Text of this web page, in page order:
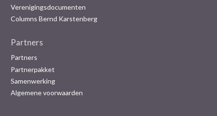
Verenigingsdocumenten
Columns Bernd Karstenberg
Partners
Partners
Partnerpakket
Samenwerking
Algemene voorwaarden